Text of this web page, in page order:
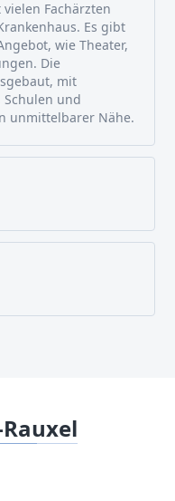
Fachärzten
Es gibt
wie Theater,
Die
mit
Schulen und
unmittelbarer Nähe.